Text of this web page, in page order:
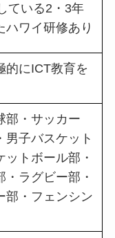
ている2・3年
ハワイ研修あり
的にICT教育を
部・サッカー
男子バスケット
トボール部・
ラグビー部・
部・フェンシン